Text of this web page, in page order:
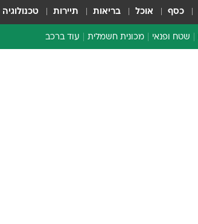
כסף אוכל בריאות תיירות טכנולוגיה
שטח ופנאי מכונית חשמלית עוד ברכב